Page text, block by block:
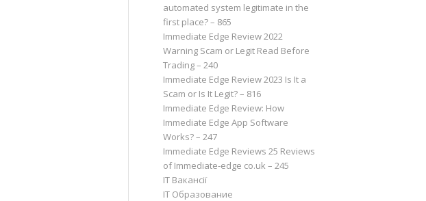
automated system legitimate in the
first place? – 865
Immediate Edge Review 2022
Warning Scam or Legit Read Before
Trading – 240
Immediate Edge Review 2023 Is It a
Scam or Is It Legit? – 816
Immediate Edge Review: How
Immediate Edge App Software
Works? – 247
Immediate Edge Reviews 25 Reviews
of Immediate-edge co.uk – 245
IT Вакансії
IT Образование